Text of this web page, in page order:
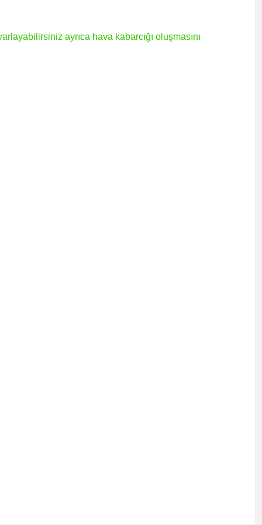
ayrıca hava kabarcığı oluşmasını